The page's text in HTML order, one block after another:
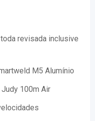
revisada inclusive
M5 Alumínio
100m Air